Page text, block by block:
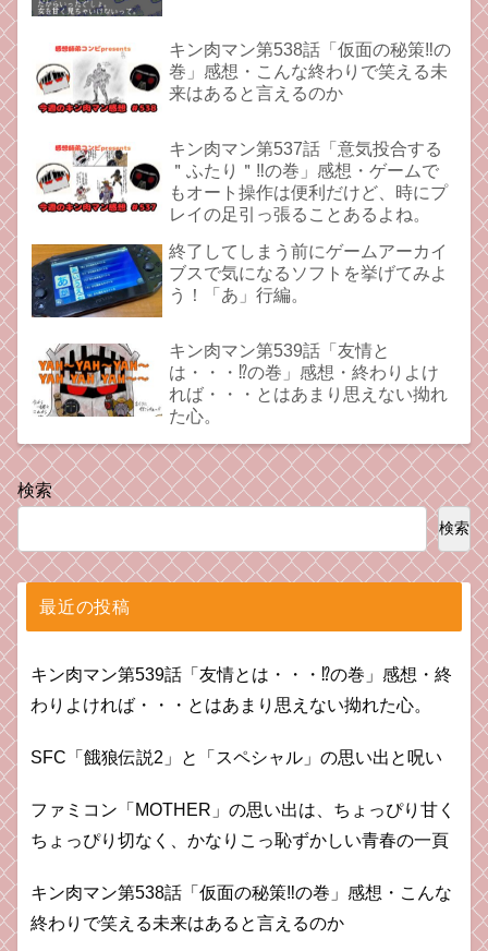
キン肉マン第538話「仮面の秘策‼︎の
巻」感想・こんな終わりで笑える未
来はあると言えるのか
キン肉マン第537話「意気投合する
＂ふたり＂‼︎の巻」感想・ゲームで
もオート操作は便利だけど、時にプ
レイの足引っ張ることあるよね。
終了してしまう前にゲームアーカイ
ブスで気になるソフトを挙げてみよ
う！「あ」行編。
キン肉マン第539話「友情と
は・・・⁉︎の巻」感想・終わりよけ
れば・・・とはあまり思えない拗れ
た心。
検索
検索
最近の投稿
キン肉マン第539話「友情とは・・・⁉︎の巻」感想・終
わりよければ・・・とはあまり思えない拗れた心。
SFC「餓狼伝説2」と「スペシャル」の思い出と呪い
ファミコン「MOTHER」の思い出は、ちょっぴり甘く
ちょっぴり切なく、かなりこっ恥ずかしい青春の一頁
キン肉マン第538話「仮面の秘策‼︎の巻」感想・こんな
終わりで笑える未来はあると言えるのか